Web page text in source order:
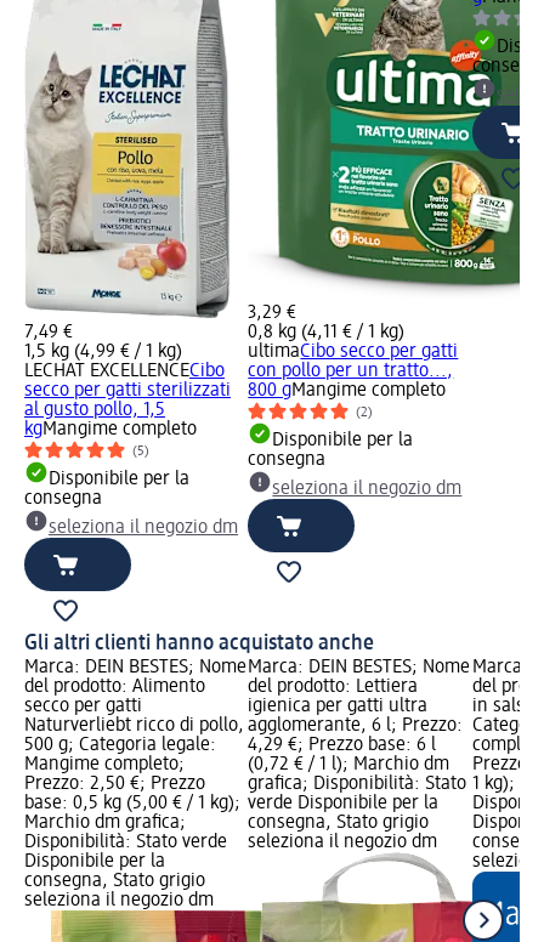
7,49 €
1,5 kg (4,99 € / 1 kg)
LECHAT EXCELLENCECibo
secco per gatti sterilizzati
al gusto pollo, 1,5
kgMangime completo
(5)
Disponibile per la
consegna
seleziona il negozio dm
3,29 €
0,8 kg (4,11 € / 1 kg)
ultimaCibo secco per gatti
con pollo per un tratto...,
800 gMangime completo
(2)
Disponibile per la
consegna
seleziona il negozio dm
Gli altri clienti hanno acquistato anche
Marca: DEIN BESTES; Nome
del prodotto: Alimento
secco per gatti
Naturverliebt ricco di pollo,
500 g; Categoria legale:
Mangime completo;
Prezzo: 2,50 €; Prezzo
base: 0,5 kg (5,00 € / 1 kg);
Marchio dm grafica;
Disponibilità: Stato verde
Disponibile per la
consegna, Stato grigio
seleziona il negozio dm
Marca: DEIN BESTES; Nome
del prodotto: Lettiera
igienica per gatti ultra
agglomerante, 6 l; Prezzo:
4,29 €; Prezzo base: 6 l
(0,72 € / 1 l); Marchio dm
grafica; Disponibilità: Stato
verde Disponibile per la
consegna, Stato grigio
seleziona il negozio dm
Marca:
del
in salsa
Prezzo
1 kg);